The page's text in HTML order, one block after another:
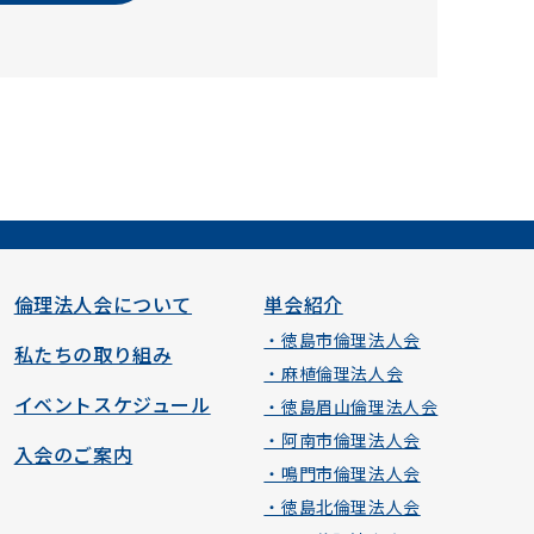
倫理法人会について
私たちの取り組み
イベントスケジュール
入会のご案内
単会紹介
・徳島市倫理法人会
・麻植倫理法人会
・徳島眉山倫理法人会
・阿南市倫理法人会
・鳴門市倫理法人会
・徳島北倫理法人会